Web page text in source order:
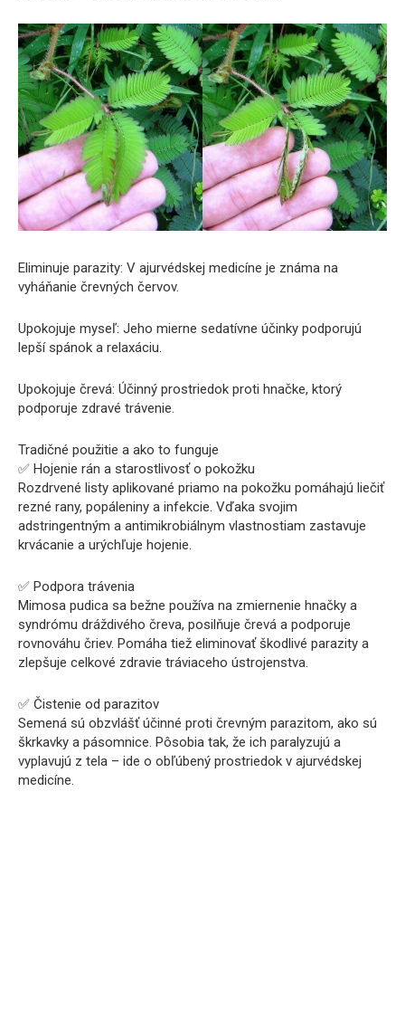
Eliminuje parazity: V ajurvédskej medicíne je známa na
vyháňanie črevných červov.
Upokojuje myseľ: Jeho mierne sedatívne účinky podporujú
lepší spánok a relaxáciu.
Upokojuje črevá: Účinný prostriedok proti hnačke, ktorý
podporuje zdravé trávenie.
Tradičné použitie a ako to funguje
✅ Hojenie rán a starostlivosť o pokožku
Rozdrvené listy aplikované priamo na pokožku pomáhajú liečiť
rezné rany, popáleniny a infekcie. Vďaka svojim
adstringentným a antimikrobiálnym vlastnostiam zastavuje
krvácanie a urýchľuje hojenie.
✅ Podpora trávenia
Mimosa pudica sa bežne používa na zmiernenie hnačky a
syndrómu dráždivého čreva, posilňuje črevá a podporuje
rovnováhu čriev. Pomáha tiež eliminovať škodlivé parazity a
zlepšuje celkové zdravie tráviaceho ústrojenstva.
✅ Čistenie od parazitov
Semená sú obzvlášť účinné proti črevným parazitom, ako sú
škrkavky a pásomnice. Pôsobia tak, že ich paralyzujú a
vyplavujú z tela – ide o obľúbený prostriedok v ajurvédskej
medicíne.